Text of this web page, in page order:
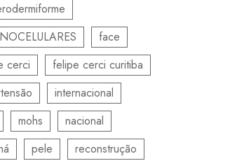
face
cerci
felipe cerci curitiba
internacional
mohs
nacional
pele
reconstrução